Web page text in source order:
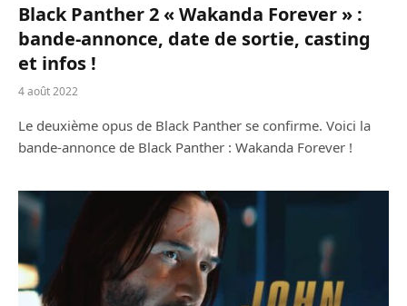
Black Panther 2 « Wakanda Forever » :
bande-annonce, date de sortie, casting
et infos !
4 août 2022
Le deuxième opus de Black Panther se confirme. Voici la
bande-annonce de Black Panther : Wakanda Forever !